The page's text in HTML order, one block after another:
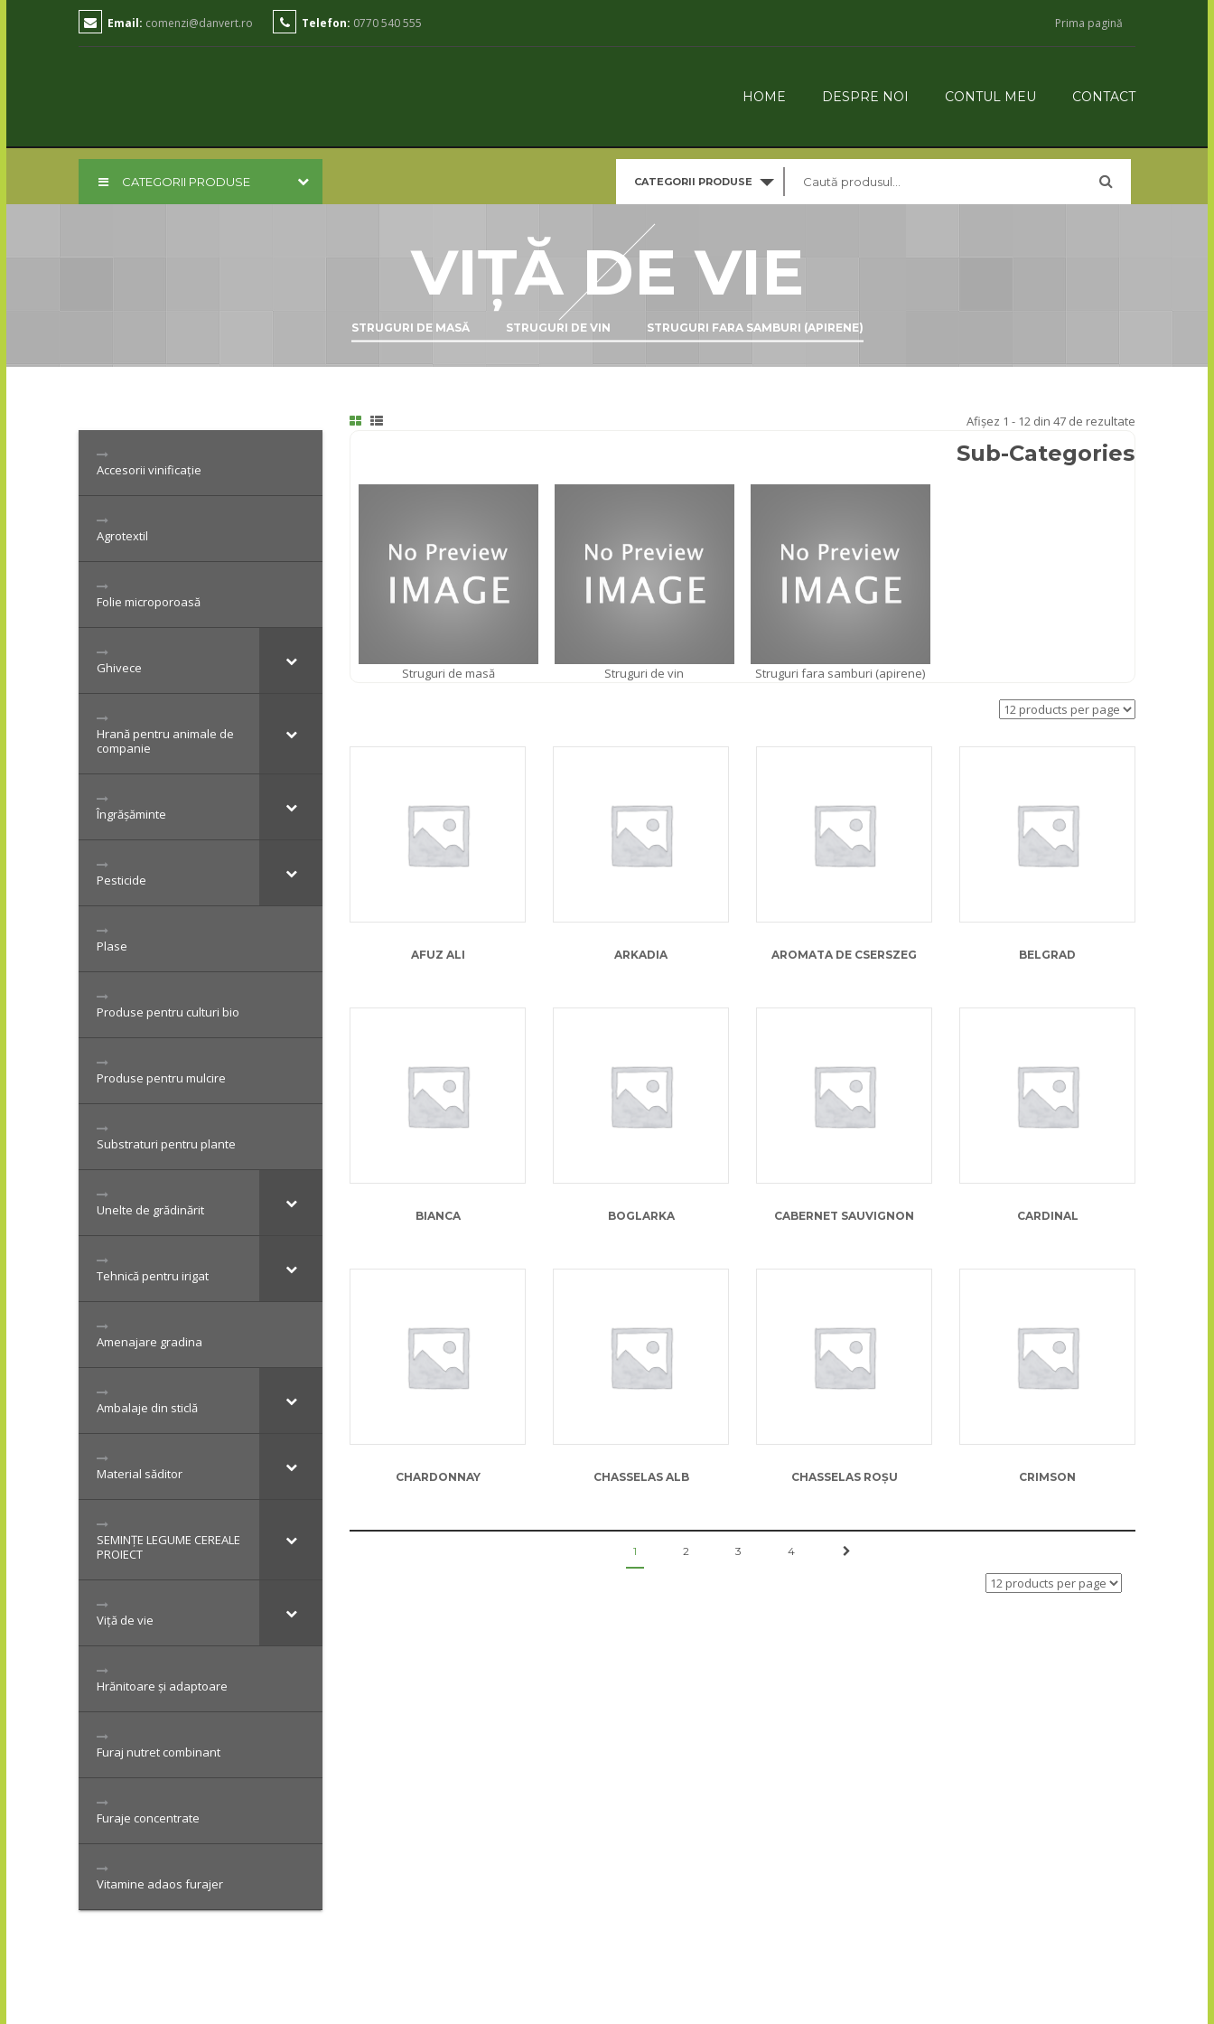
Email: comenzi@danvert.ro Telefon: 0770 540 555 Prima pagină
HOME DESPRE NOI CONTUL MEU CONTACT
CATEGORII PRODUSE CATEGORII PRODUSE
VIȚĂ DE VIE
STRUGURI DE MASĂ STRUGURI DE VIN STRUGURI FARA SAMBURI (APIRENE)
Accesorii vinificație
Agrotextil
Folie microporoasă
Ghivece
Hrană pentru animale de
companie
Îngrășăminte
Pesticide
Plase
Produse pentru culturi bio
Produse pentru mulcire
Substraturi pentru plante
Unelte de grădinărit
Tehnică pentru irigat
Amenajare gradina
Ambalaje din sticlă
Material săditor
SEMINȚE LEGUME CEREALE
PROIECT
Viță de vie
Hrănitoare și adaptoare
Furaj nutret combinant
Furaje concentrate
Vitamine adaos furajer
Sub-Categories
Struguri de masă Struguri de vin Struguri fara samburi (apirene)
Afișez 1 - 12 din 47 de rezultate
13.00lei
AFUZ ALI
13.00lei
ARKADIA
13.00lei
AROMATA DE CSERSZEG
13.00lei
BELGRAD
13.00lei
BIANCA
13.00lei
BOGLARKA
13.00lei
CABERNET SAUVIGNON
13.00lei
CARDINAL
13.00lei
CHARDONNAY
13.00lei
CHASSELAS ALB
13.00lei
CHASSELAS ROȘU
13.00lei
CRIMSON
1 2 3 4 →